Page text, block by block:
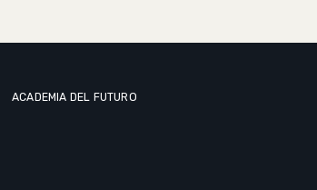
ACADEMIA DEL FUTURO